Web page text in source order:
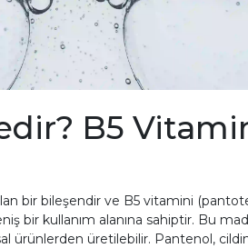
B5
bir bileşendir ve B5 vitamini
bir kullanım alanına sahiptir. Bu
ürünlerden üretilebilir. Pantenol,